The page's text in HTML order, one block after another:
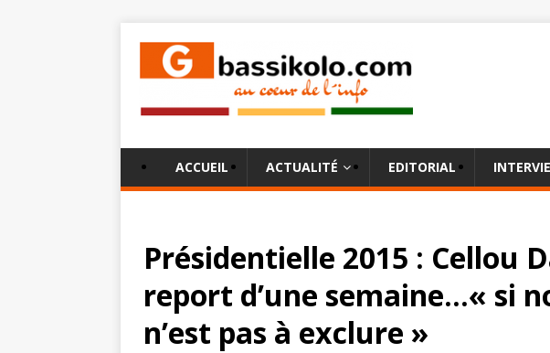
ACCUEIL ACTUALITÉ EDITORIAL
Présidentielle 2015 : Cellou
report d’une semaine…« si
n’est pas à exclure »